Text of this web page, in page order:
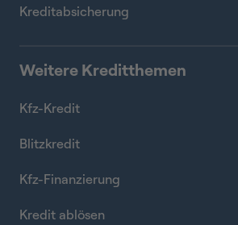
Kreditabsicherung
Weitere Kreditthemen
Kfz-Kredit
Blitzkredit
Kfz-Finanzierung
Kredit ablösen